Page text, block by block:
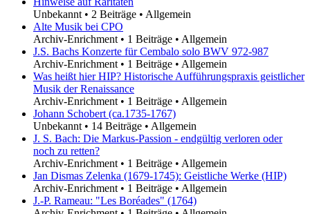
Unbekannt • 2 Beiträge • Allgemein
Alte Musik bei CPO
Archiv-Enrichment • 1 Beiträge • Allgemein
J.S. Bachs Konzerte für Cembalo solo BWV 972-987
Archiv-Enrichment • 1 Beiträge • Allgemein
Was heißt hier HIP? Historische Aufführungspraxis geistlicher
Musik der Renaissance
Archiv-Enrichment • 1 Beiträge • Allgemein
Johann Schobert (ca.1735-1767)
Unbekannt • 14 Beiträge • Allgemein
J. S. Bach: Die Markus-Passion - endgültig verloren oder
noch zu retten?
Archiv-Enrichment • 1 Beiträge • Allgemein
Jan Dismas Zelenka (1679-1745): Geistliche Werke (HIP)
Archiv-Enrichment • 1 Beiträge • Allgemein
J.-P. Rameau: "Les Boréades" (1764)